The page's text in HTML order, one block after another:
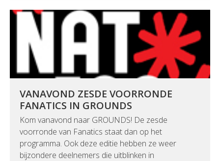
VANAVOND ZESDE VOORRONDE
FANATICS IN GROUNDS
Kom vanavond naar GROUNDS! De zesde
voorronde van Fanatics staat dan op het
programma. Ook deze editie hebben ze weer
bijzondere deelnemers die uitblinken in